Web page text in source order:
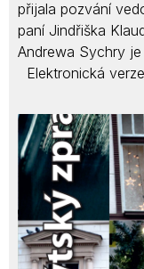
přijala pozvání
paní Jindřiška
Andrewa Sychry
Elektronická